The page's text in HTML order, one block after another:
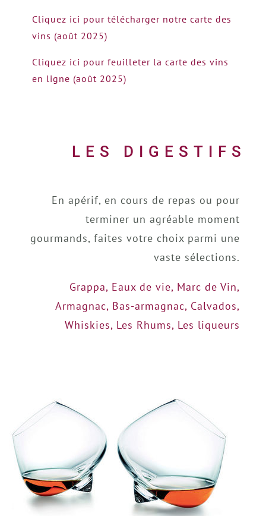
Cliquez ici pour télécharger notre carte des
vins (août 2025)
Cliquez ici pour feuilleter la carte des vins
en ligne (août 2025)
LES DIGESTIFS
En apérif, en cours de repas ou pour
terminer un agréable moment
gourmands, faites votre choix parmi une
vaste sélections.
Grappa, Eaux de vie, Marc de Vin,
Armagnac, Bas-armagnac, Calvados,
Whiskies, Les Rhums, Les liqueurs